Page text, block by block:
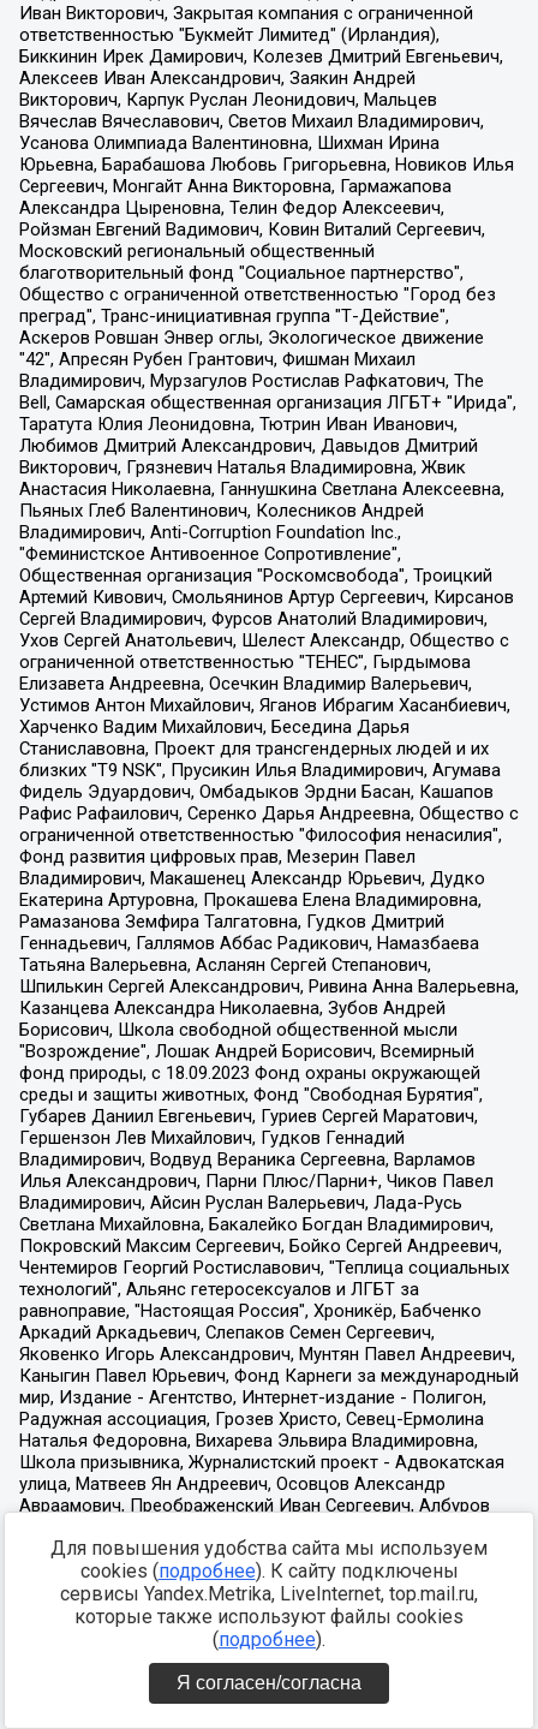
Для повышения удобства сайта мы используем
cookies (подробнее). К сайту подключены
сервисы Yandex.Metrika, LiveInternet, top.mail.ru,
которые также используют файлы cookies
(подробнее).
Я согласен/согласна